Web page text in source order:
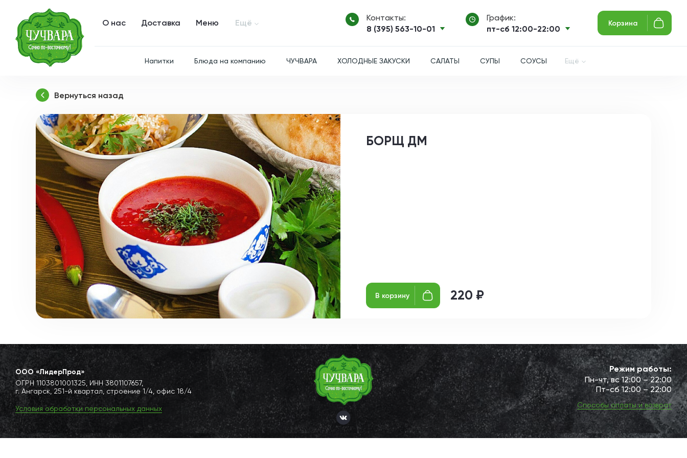
Контакты:
8 (395) 563-10-01
График:
пт-сб 12:00-22:00
О нас Доставка Меню Ещё Корзина
Напитки Блюда на компанию ЧУЧВАРА ХОЛОДНЫЕ ЗАКУСКИ САЛАТЫ СУПЫ СОУСЫ Ещё
Вернуться назад
БОРЩ ДМ
В корзину 220 ₽
ООО «ЛидерПрод»
ОГРН 1103801001325, ИНН 3801107657,
г. Ангарск, 251-й квартал, строение 1/4, офис 18/4
Условия обработки персональных данных
Режим работы:
Пн-чт, вс 12:00 – 22:00
Пт-сб 12:00 – 22:00
Способы оплаты и возврат